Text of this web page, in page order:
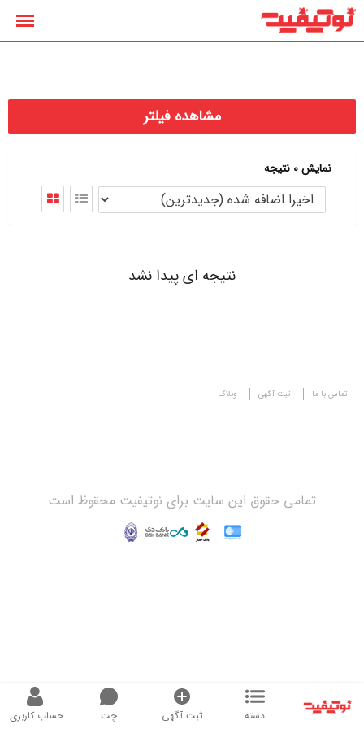
پرش
دسته ثبت آگهی چت حساب کاربری
مشاهده فیلتر
نمایش 0 نتیجه
نتیجه ای پیدا نشد
تماس با ما ثبت آگهی وبلاگ
تمامی حقوق این سایت برای نوتیفیت محقوظ است